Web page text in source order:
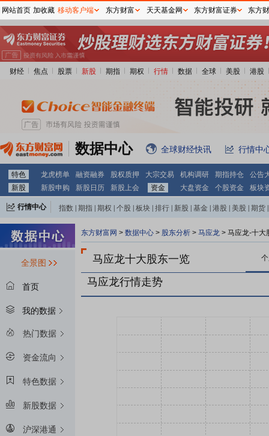
财经 焦点 股票 新股 期指 期权 行情 数据 全球 美股 港股
数据中心 全球财经快讯 行情中
特色 龙虎榜单 融资融券 股权质押 大宗交易 机构调研 期指持仓
公告
新股
新股申购 新股日历 新股上会 资金 大盘资金 个股资金 板块
行情中心 指数 期指 期权 个股 板块 排行 新股 基金 港股 美股 期货
全景图
首页
我的数据
热门数据
资金流向
特色数据
新股数据
沪深港通
东方财富网 > 数据中心 > 股东分析 > 马应龙 > 马应龙-十大
马应龙十大股东一览
马应龙行情走势
网站首页 加收藏 移动客户端 东方财富 天天基金网 东方财富证券 东方